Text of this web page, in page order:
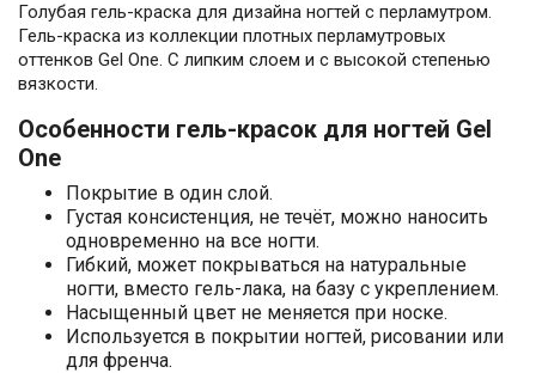
Голубая гель-краска для дизайна ногтей с перламутром.
Гель-краска из коллекции плотных перламутровых
оттенков Gel One. С липким слоем и с высокой степенью
вязкости.
Особенности гель-красок для ногтей Gel
One
Покрытие в один слой.
Густая консистенция, не течёт, можно наносить
одновременно на все ногти.
Гибкий, может покрываться на натуральные
ногти, вместо гель-лака, на базу с укреплением.
Насыщенный цвет не меняется при носке.
Используется в покрытии ногтей, рисовании или
для френча.